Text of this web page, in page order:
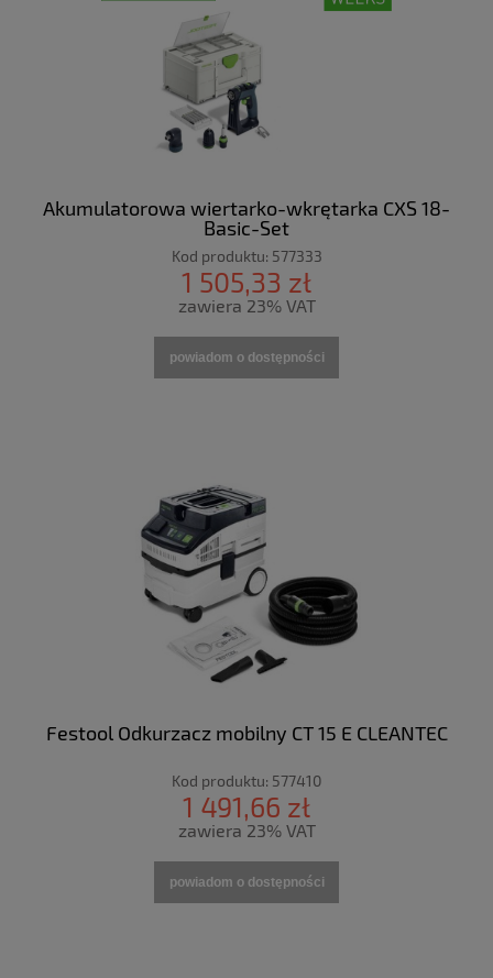
Akumulatorowa wiertarko-wkrętarka CXS 18-
Basic-Set
Kod produktu: 577333
1 505,33 zł
zawiera 23% VAT
powiadom o dostępności
Festool Odkurzacz mobilny CT 15 E CLEANTEC
Kod produktu: 577410
1 491,66 zł
zawiera 23% VAT
powiadom o dostępności